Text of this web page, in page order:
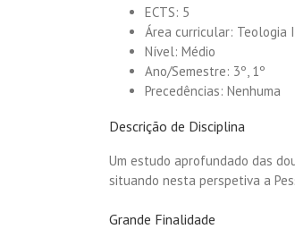
ECTS: 5
Área curricular: Teologia
Nível: Médio
Ano/Semestre: 3º, 1º
Precedências: Nenhuma
Descrição de Disciplina
Um estudo aprofundado das
situando nesta perspetiva a
Grande Finalidade